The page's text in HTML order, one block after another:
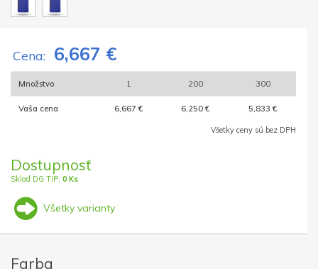
Cena: 6,667 €
Množstvo 1 200 300
Vaša cena 6,667 € 6,250 € 5,833 €
Všetky ceny sú bez DPH
Dostupnosť
Sklad DG TIP: 0 Ks
Všetky varianty
Farba